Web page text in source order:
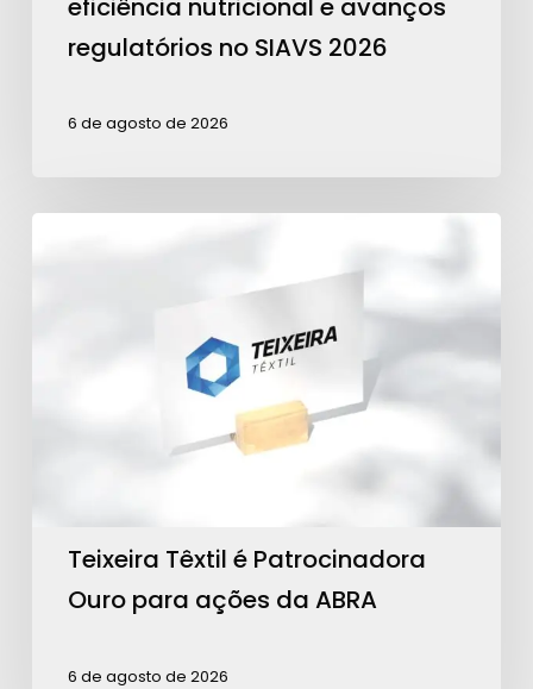
regulatórios no SIAVS 2026
6 de agosto de 2026
Teixeira Têxtil é Patrocinadora
Ouro para ações da ABRA
6 de agosto de 2026